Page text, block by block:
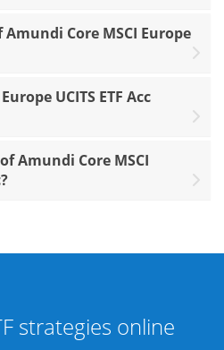
Core MSCI Europe
UCITS ETF Acc
Amundi Core MSCI
strategies online